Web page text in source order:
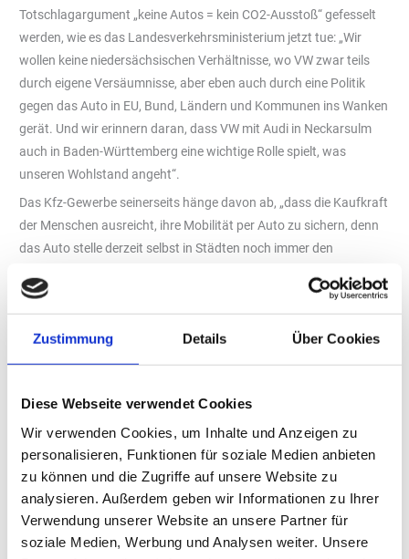
Zustimmung Details Über Cookies
Diese Webseite verwendet Cookies
Wir verwenden Cookies, um Inhalte und Anzeigen zu
personalisieren, Funktionen für soziale Medien anbieten
zu können und die Zugriffe auf unsere Website zu
analysieren. Außerdem geben wir Informationen zu Ihrer
Verwendung unserer Website an unsere Partner für
soziale Medien, Werbung und Analysen weiter. Unsere
Totschlagargument „keine Autos = kein CO2-Ausstoß“ gefesselt
werden, wie es das Landesverkehrsministerium jetzt tue: „Wir
wollen keine niedersächsischen Verhältnisse, wo VW zwar teils
durch eigene Versäumnisse, aber eben auch durch eine Politik
gegen das Auto in EU, Bund, Ländern und Kommunen ins Wanken
gerät. Und wir erinnern daran, dass VW mit Audi in Neckarsulm
auch in Baden-Württemberg eine wichtige Rolle spielt, was
unseren Wohlstand angeht“.
Das Kfz-Gewerbe seinerseits hänge davon ab, „dass die Kaufkraft
der Menschen ausreicht, ihre Mobilität per Auto zu sichern, denn
das Auto stelle derzeit selbst in Städten noch immer den
Zusammenhang kritisiert das Kraftfahrzeuggewerbe auch den
geplanten Mobilitätspass, der Menschen über 18 zu einer
Mobilitätsabgabe zwingen soll, die dann als Mobilitätsguthaben
in ÖPNV-Zeitkarten genutzt werden müsste. Momentan ist der
dieser nicht“, kritisiert der Verband: „Da droht beispielsweise der
verrückte Effekt, dass passionierte und umweltbewusste
Radfahrende in den Bus gezwungen würden, weil sie nach den
jetzigen Plänen keine Möglichkeit hätten, ihre Abgabe
zurückzubekommen“, sagt Michael Ziegler: „Jede Form der
Drittnutzerfinanzierung lehnen wir ab, das gilt auch für die im
Gesetzentwurf festgeschriebene Möglichkeit, dass nur